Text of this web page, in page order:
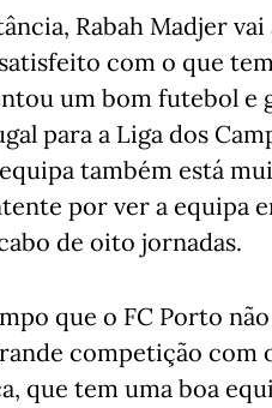
Rabah Madjer
com o que
um bom futebol e
para a Liga dos
equipa também está
por ver a equipa
de oito jornadas.
que o FC Porto
competição com
que tem uma boa